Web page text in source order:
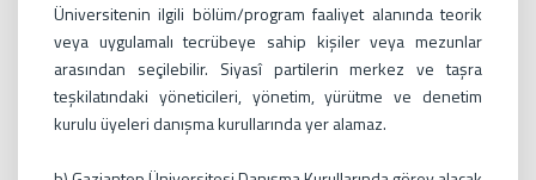
Üniversitenin ilgili bölüm/program faaliyet alanında teorik
veya uygulamalı tecrübeye sahip kişiler veya mezunlar
arasından seçilebilir. Siyasî partilerin merkez ve taşra
teşkilatındaki yöneticileri, yönetim, yürütme ve denetim
kurulu üyeleri danışma kurullarında yer alamaz.